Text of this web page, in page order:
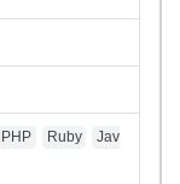
PHP Ruby
Jav